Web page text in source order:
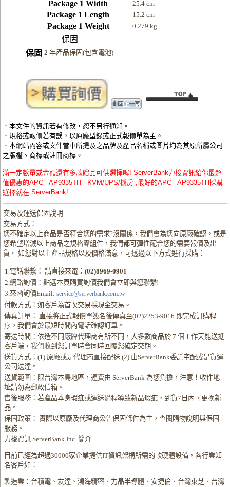
Package 1 Width 25.4 cm
Package 1 Length 15.2 cm
Package 1 Weight 0.279 kg
保固
保固 2 年產品保固(包含電池)
．本文件的資訊若有修改，恕不另行通知。
．規格或報價若有誤，以原廠型錄或正式報價單為主。
．本網站內容或文件當中所提及之品牌及產品名稱或圖片均為其原所屬公司
之版權、商標或註冊商標。
滿一定數量或金額還有多款贈品可供選擇喔! ServerBank力梭資訊給你最超
值優惠的APC - AP9335TH - KVM/UPS/機房 ,最好的APC - AP9335TH採購
選擇就在 ServerBank!
交易及運送保固說明
交易方式：
您不確定以上商品是否符合您的需求?沒關係，我們會為您向原廠確認。或是
您希望增減以上商品之規格零組件，我們都可彈性配合您的需要報價及出
貨。 如您對以上產品規格以及價格滿意，可透過以下方式進行採購：
1.電話聯繫： 請直接來電：(02)8969-0901
2.網路詢價：點選本頁購買詢價我們會立即與您聯繫!
3.來函詢價Email: service@serverbank.com.tw
付款方式：如客戶為首次交易採現金交易。
傳真訂單： 直接將正式報價單簽名後傳真至(02)2253-9016 即完成訂購程
序，我們會於最短時間內電話確認訂單。
寄送時間：依造不同廠牌代理商有所不同，大多數商品於 7 個工作天能送抵
客戶端，我們收到您訂單時會同時回覆您確定交期。
送貨方式：(1) 原廠或是代理商直接配送 (2) 由ServerBank委託宅配或是貨運
公司送達。
送貨範圍：限台灣本島地區，運費由 ServerBank 為您負擔，注意！收件地
址請勿為郵政信箱。
售後服務：若產品本身瑕疵或運送過程導致新品瑕疵，到貨7日內可更換新
品。
保固政策： 實際以原廠及代理商公告保固條件為主，查閱購物說明與保固
服務。
力梭資訊 ServerBank Inc. 簡介
目前已經為超過30000家企業提供IT資訊架構所需的軟硬體設備，各行業知
名客戶如：
製造業：台積電、友達、鴻海精密、力晶半導體、安捷倫、台灣東芝、台灣